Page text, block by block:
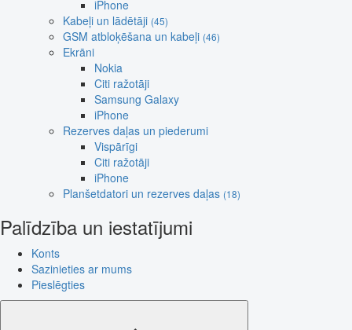
iPhone
Kabeļi un lādētāji (45)
GSM atbloķēšana un kabeļi (46)
Ekrāni
Nokia
Citi ražotāji
Samsung Galaxy
iPhone
Rezerves daļas un piederumi
Vispārīgi
Citi ražotāji
iPhone
Planšetdatori un rezerves daļas (18)
Palīdzība un iestatījumi
Konts
Sazinieties ar mums
Pieslēgties